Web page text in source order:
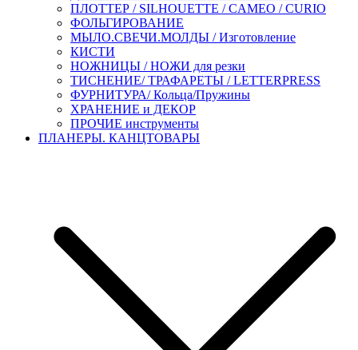
ПЛОТТЕР / SILHOUETTE / CAMEO / CURIO
ФОЛЬГИРОВАНИЕ
МЫЛО.СВЕЧИ.МОЛДЫ / Изготовление
КИСТИ
НОЖНИЦЫ / НОЖИ для резки
ТИСНЕНИЕ/ ТРАФАРЕТЫ / LETTERPRESS
ФУРНИТУРА/ Кольца/Пружины
ХРАНЕНИЕ и ДЕКОР
ПРОЧИЕ инструменты
ПЛАНЕРЫ. КАНЦТОВАРЫ